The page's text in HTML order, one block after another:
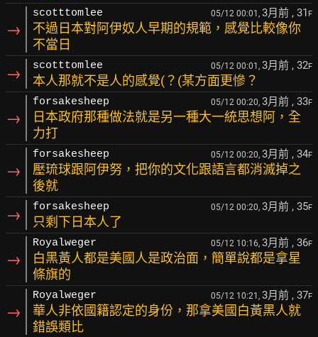
→
scotttomlee 05/12 00:01, 3月前 , 31 F
不過日本對阿伊奴人早期的規範，感覺比較像你
不當日
→ scotttomlee 05/12 00:01, 3月前 , 32F
本人那就不是人的感覺(？(某方面更慘？
→
forsakesheep 05/12 00:20, 3月前 , 33F
日本政府那種做法就是另一種大一統思想阿，全
力打
→
forsakesheep 05/12 00:20, 3月前 , 34F
壓琉球跟阿伊努，把你的文化跟語言都消滅掉之
後就
→ forsakesheep 05/12 00:20, 3月前 , 35F
只剩下日本人了
→
Royalweger 05/12 10:16, 3月前 , 36F
白黑黃人都是美國人是政治面，簡單說都是拿星
條旗的
→
Royalweger 05/12 10:21, 3月前 , 37F
華人非依國籍認定的身份，那拿美國白黃黑人就
錯誤類比